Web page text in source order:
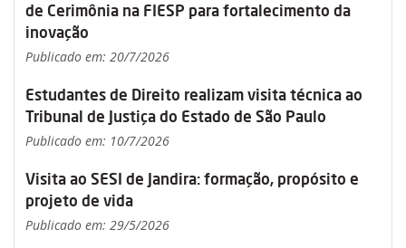
de Cerimônia na FIESP para fortalecimento da
inovação
Publicado em: 20/7/2026
Estudantes de Direito realizam visita técnica ao
Tribunal de Justiça do Estado de São Paulo
Publicado em: 10/7/2026
Visita ao SESI de Jandira: formação, propósito e
projeto de vida
Publicado em: 29/5/2026